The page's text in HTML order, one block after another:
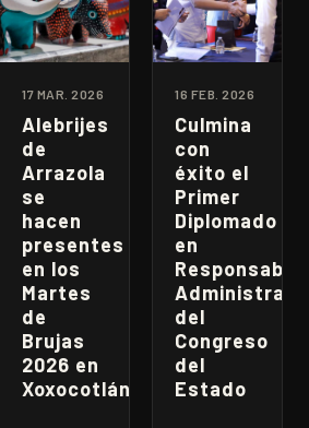
17 MAR. 2026
Alebrijes
de
Arrazola
se
hacen
presentes
en los
Martes
de
Brujas
2026 en
Xoxocotlán
16 FEB. 2026
Culmina
con
éxito el
Primer
Diplomado
en
del
Congreso
del
Estado